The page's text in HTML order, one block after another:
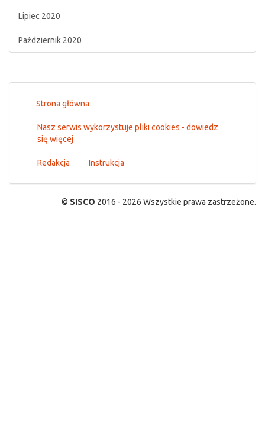
Lipiec 2020
Październik 2020
Strona główna
Nasz serwis wykorzystuje pliki cookies - dowiedz
się więcej
Redakcja Instrukcja
© SISCO 2016 - 2026 Wszystkie prawa zastrzeżone.